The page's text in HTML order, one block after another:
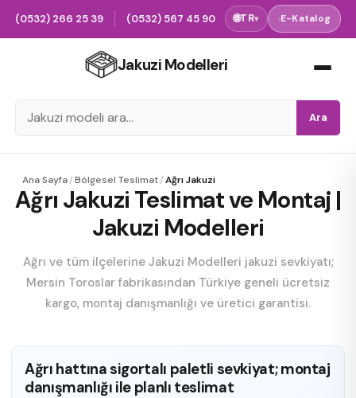
(0532) 266 25 39 (0532) 567 45 90 🌐TR▾ ›E-Katalog
Jakuzi Modelleri
Ara
Ana Sayfa/Bölgesel Teslimat/Ağrı Jakuzi
Ağrı Jakuzi Teslimat ve Montaj |
Jakuzi Modelleri
Ağrı ve tüm ilçelerine Jakuzi Modelleri jakuzi sevkiyatı;
Mersin Toroslar fabrikasından Türkiye geneli ücretsiz
kargo, montaj danışmanlığı ve üretici garantisi.
Ağrı hattına sigortalı paletli sevkiyat; montaj
danışmanlığı ile planlı teslimat